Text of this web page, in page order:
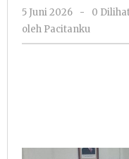
5 Juni 2026
oleh
Pacitanku
-
0
oleh Pacitanku